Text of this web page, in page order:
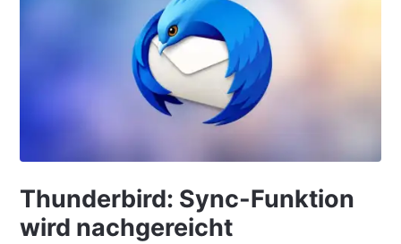
Thunderbird: Sync-Funktion
wird nachgereicht